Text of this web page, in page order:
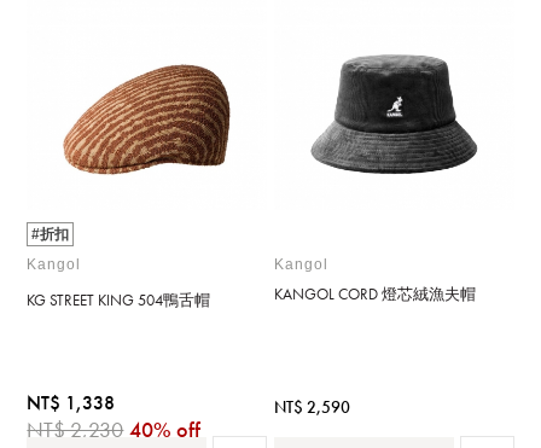
#折扣
Kangol
KG STREET KING 504鴨舌帽
NT$ 1,338
NT$ 2,230 40% off
Kangol
KANGOL CORD 燈芯絨漁夫帽
NT$ 2,590